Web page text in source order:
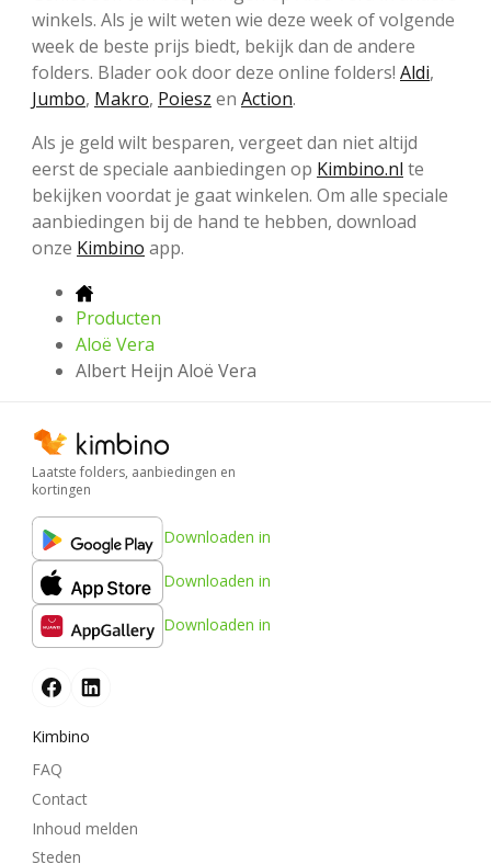
winkels. Als je wilt weten wie deze week of volgende
week de beste prijs biedt, bekijk dan de andere
folders. Blader ook door deze online folders! Aldi,
Jumbo, Makro, Poiesz en Action.
Als je geld wilt besparen, vergeet dan niet altijd
eerst de speciale aanbiedingen op Kimbino.nl te
bekijken voordat je gaat winkelen. Om alle speciale
aanbiedingen bij de hand te hebben, download
onze Kimbino app.
Producten
Aloë Vera
Albert Heijn Aloë Vera
Laatste folders, aanbiedingen en
kortingen
Downloaden in
Downloaden in
Downloaden in
Kimbino
FAQ
Contact
Inhoud melden
Steden